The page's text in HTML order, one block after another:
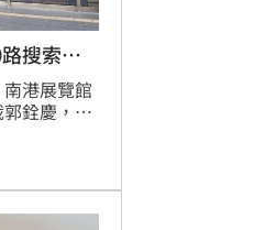
搜索傳
港展覽館
銓慶，此
益及作為
發動搜索傳